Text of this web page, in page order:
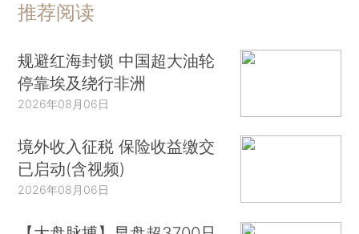
推荐阅读
规避红海封锁 中国超大油轮
停靠埃及绕行非洲
2026年08月06日
境外收入征税 保险收益缴交
已启动(含视频)
2026年08月06日